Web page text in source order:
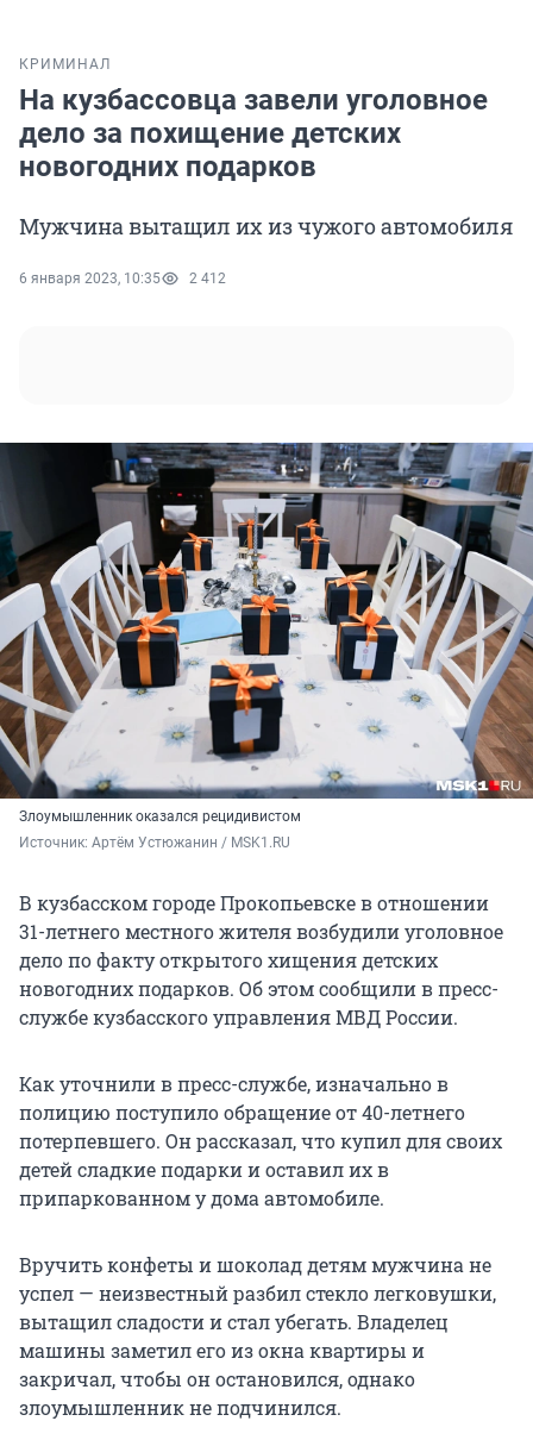
КРИМИНАЛ
На кузбассовца завели уголовное
дело за похищение детских
новогодних подарков
Мужчина вытащил их из чужого автомобиля
6 января 2023, 10:35 2 412
Злоумышленник оказался рецидивистом
Источник: Артём Устюжанин / MSK1.RU
В кузбасском городе Прокопьевске в отношении
31-летнего местного жителя возбудили уголовное
дело по факту открытого хищения детских
новогодних подарков. Об этом сообщили в пресс-
службе кузбасского управления МВД России.
Как уточнили в пресс-службе, изначально в
полицию поступило обращение от 40-летнего
потерпевшего. Он рассказал, что купил для своих
детей сладкие подарки и оставил их в
припаркованном у дома автомобиле.
Вручить конфеты и шоколад детям мужчина не
успел — неизвестный разбил стекло легковушки,
вытащил сладости и стал убегать. Владелец
машины заметил его из окна квартиры и
закричал, чтобы он остановился, однако
злоумышленник не подчинился.